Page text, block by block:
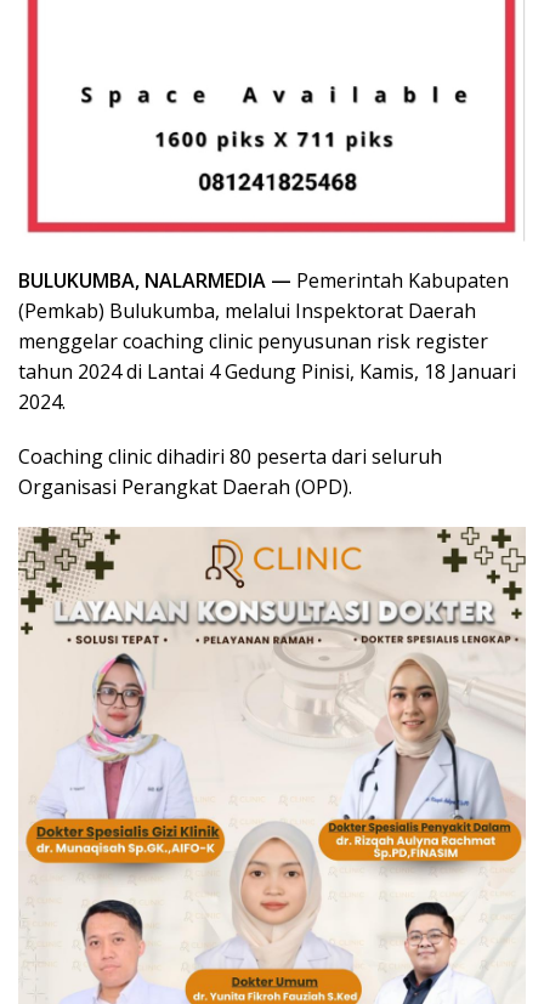
BULUKUMBA, NALARMEDIA — Pemerintah Kabupaten
(Pemkab) Bulukumba, melalui Inspektorat Daerah
menggelar coaching clinic penyusunan risk register
tahun 2024 di Lantai 4 Gedung Pinisi, Kamis, 18 Januari
2024.
Coaching clinic dihadiri 80 peserta dari seluruh
Organisasi Perangkat Daerah (OPD).